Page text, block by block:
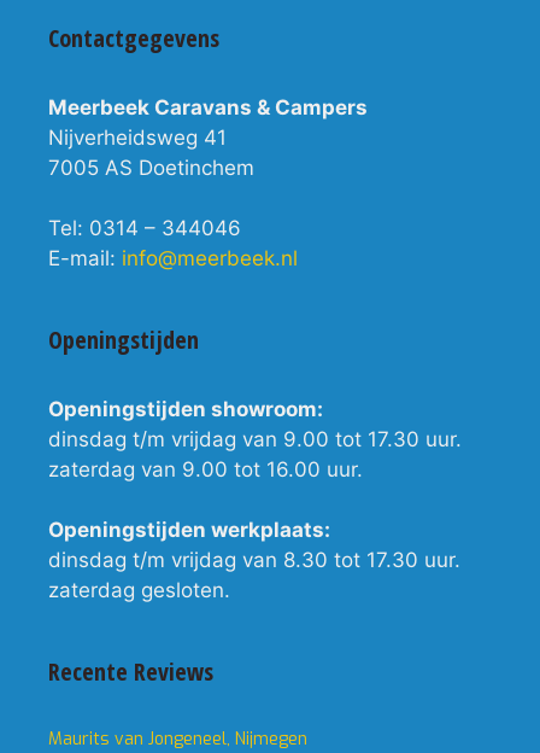
Contactgegevens
Meerbeek Caravans & Campers
Nijverheidsweg 41
7005 AS Doetinchem
Tel: 0314 – 344046
E-mail: info@meerbeek.nl
Openingstijden
Openingstijden showroom:
dinsdag t/m vrijdag van 9.00 tot 17.30 uur.
zaterdag van 9.00 tot 16.00 uur.
Openingstijden werkplaats:
dinsdag t/m vrijdag van 8.30 tot 17.30 uur.
zaterdag gesloten.
Recente Reviews
Maurits van Jongeneel, Nijmegen